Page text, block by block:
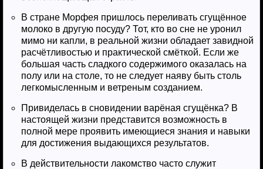
В стране Морфея пришлось переливать сгущённое
молоко в другую посуду? Тот, кто во сне не уронил
мимо ни капли, в реальной жизни обладает завидной
расчётливостью и практической смёткой. Если же
большая часть сладкого содержимого оказалась на
полу или на столе, то не следует наяву быть столь
легкомысленным и ветреным созданием.
Привиделась в сновидении варёная сгущёнка? В
настоящей жизни представится возможность в
полной мере проявить имеющиеся знания и навыки
для достижения выдающихся результатов.
В действительности лакомство часто служит